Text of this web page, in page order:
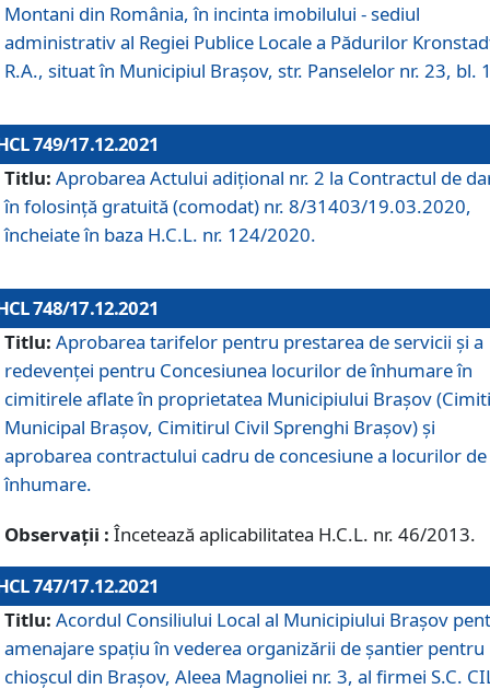
Montani din România, în incinta imobilului - sediul
administrativ al Regiei Publice Locale a Pădurilor
R.A., situat în Municipiul Braşov, str. Panselelor nr. 23, bl.
749/17.12.2021
Titlu: Aprobarea Actului adițional nr. 2 la Contractul de
în folosință gratuită (comodat) nr. 8/31403/19.03.2020,
încheiate în baza H.C.L. nr. 124/2020.
748/17.12.2021
Titlu: Aprobarea tarifelor pentru prestarea de servicii şi a
redevenţei pentru Concesiunea locurilor de înhumare în
cimitirele aflate în proprietatea Municipiului Braşov
Municipal Braşov, Cimitirul Civil Sprenghi Braşov) şi
aprobarea contractului cadru de concesiune a locurilor de
înhumare.
Observații : Încetează aplicabilitatea H.C.L. nr. 46/2013.
747/17.12.2021
Titlu: Acordul Consiliului Local al Municipiului Braşov
amenajare spațiu în vederea organizării de șantier pentru
chioșcul din Brașov, Aleea Magnoliei nr. 3, al firmei S.C.